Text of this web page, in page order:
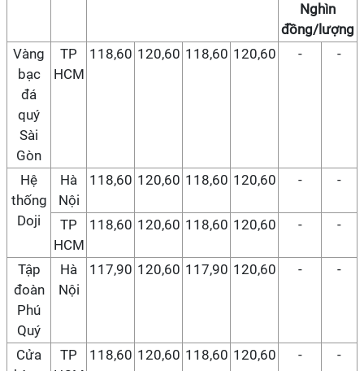
Nghìn
đồng/lượng
Vàng
bạc
đá
quý
Sài
Gòn
TP
HCM
118,60 120,60 118,60 120,60 - -
Hệ
thống
Doji
Hà
Nội
118,60 120,60 118,60 120,60 - -
TP
HCM
118,60 120,60 118,60 120,60 - -
Tập
đoàn
Phú
Quý
Hà
Nội
117,90 120,60 117,90 120,60 - -
Cửa
TP
118,60 120,60 118,60 120,60 - -